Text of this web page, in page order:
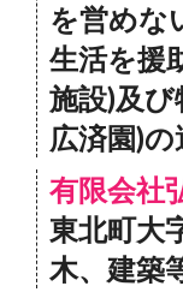
を営めな
生活を援
施設)及
広済園)の
有限会社
東北町大
木、建築